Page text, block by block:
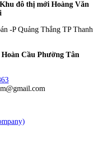
đô thị mới Hoàng Văn
-P Quảng Thắng TP Thanh
Cầu Phường Tân